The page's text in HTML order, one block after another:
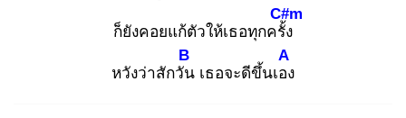
ก็ยังคอยแก้ตัวให้เธอทุกครั้ง
C#m
หวังว่าสักวัน
B
เธอจะดีขึ้นเอง
A